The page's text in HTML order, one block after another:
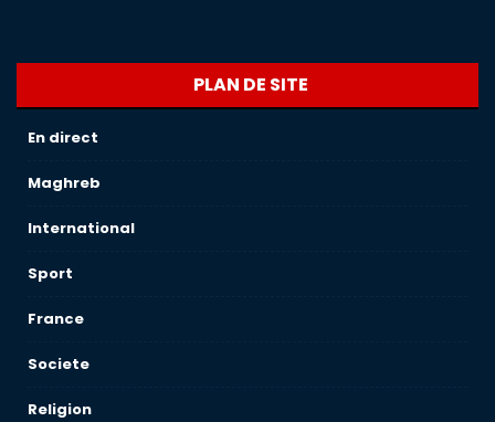
PLAN DE SITE
En direct
Maghreb
International
Sport
France
Societe
Religion